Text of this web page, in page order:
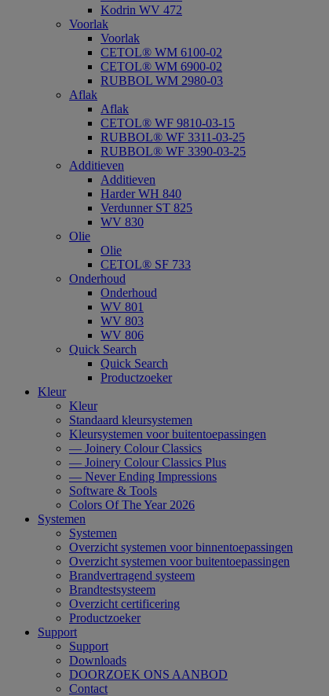
Kodrin WV 472
Voorlak
Voorlak
CETOL® WM 6100-02
CETOL® WM 6900-02
RUBBOL WM 2980-03
Aflak
Aflak
CETOL® WF 9810-03-15
RUBBOL® WF 3311-03-25
RUBBOL® WF 3390-03-25
Additieven
Additieven
Harder WH 840
Verdunner ST 825
WV 830
Olie
Olie
CETOL® SF 733
Onderhoud
Onderhoud
WV 801
WV 803
WV 806
Quick Search
Quick Search
Productzoeker
Kleur
Kleur
Standaard kleursystemen
Kleursystemen voor buitentoepassingen
— Joinery Colour Classics
— Joinery Colour Classics Plus
— Never Ending Impressions
Software & Tools
Colors Of The Year 2026
Systemen
Systemen
Overzicht systemen voor binnentoepassingen
Overzicht systemen voor buitentoepassingen
Brandvertragend systeem
Brandtestsysteem
Overzicht certificering
Productzoeker
Support
Support
Downloads
DOORZOEK ONS AANBOD
Contact